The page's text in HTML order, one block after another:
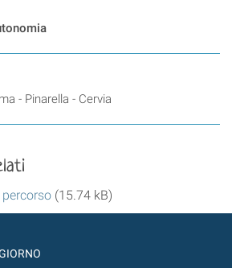
- Pinarella - Cervia
percorso (15.74 kB)